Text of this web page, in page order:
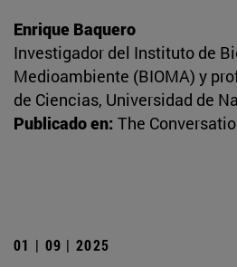
Enrique Baquero
Investigador del Instituto de
Medioambiente (BIOMA) y
de Ciencias, Universidad de
Publicado en: The
01 | 09 | 2025